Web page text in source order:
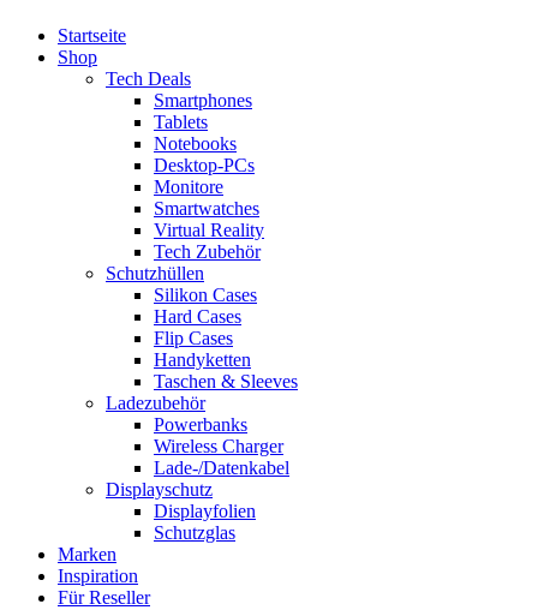
Startseite
Shop
Tech Deals
Smartphones
Tablets
Notebooks
Desktop-PCs
Monitore
Smartwatches
Virtual Reality
Tech Zubehör
Schutzhüllen
Silikon Cases
Hard Cases
Flip Cases
Handyketten
Taschen & Sleeves
Ladezubehör
Powerbanks
Wireless Charger
Lade-/Datenkabel
Displayschutz
Displayfolien
Schutzglas
Marken
Inspiration
Für Reseller